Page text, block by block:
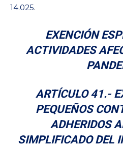
14.025.
EXENCIÓN
ACTIVIDADES
ARTÍCULO 41.-
PEQUEÑOS
ADHERIDOS
SIMPLIFICADO DEL